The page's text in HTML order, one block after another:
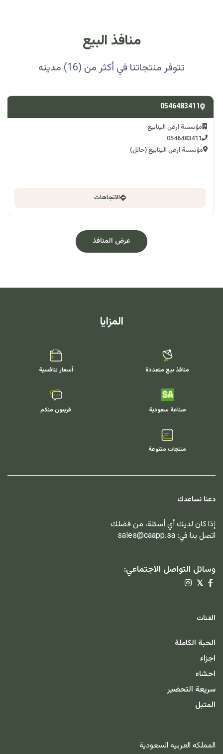
منافذ البيع
تتوفر منتجاتنا في أكثر من (16) مدينه
0546483411
مؤسسة ارض الينابيع
0546483411
مؤسسة ارض الينابيع (حائل)
الاتجاهات
عرض المنافذ
المزايا
منافذ بيع متعددة أسعار تنافسية
صناعة سعودية قريبون منكم
منتجات متنوعة
دعنا نساعدك
إذا كان لديك أي أسئلة، من فضلك
اتصل بنا في: sales@caapp.sa
وسائل التواصل الاجتماعي:
𝕏
الفئات
الحبة الكاملة
اجزاء
احشاء
سريعة التحضير
المتبل
المملكه العربيه السعودية